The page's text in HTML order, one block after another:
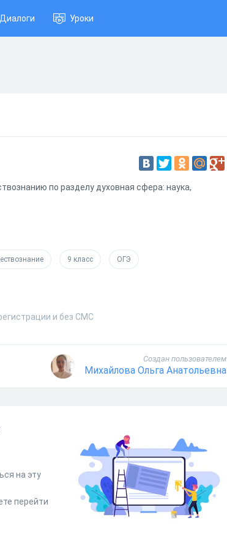
Диалоги Уроки
по разделу духовная сфера: наука,
9 класс ОГЭ
и без СМС
Создан пользователем
Михайлова Ольга Анатольевна
на эту
перейти